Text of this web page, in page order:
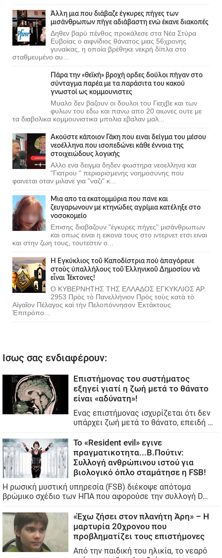
Άλλη μια που διάβαζε έγκυρες πήγες των
μισάνθρωπων πήγε αδιάβαστη ενώ έκανε διακοπές
Δηθεν βαρύ πένθος προκάλεσε στα Νέα Στύρα
Ευβοίας ο αιφνίδιος θάνατος μιας 56χρονης
γυναίκας, η οποία βρέθηκε νεκρή δίπλα στο
σταθμευμένο αυ...
Πάρα την «θεϊκή» βροχή ορδες δούλοι πήγαν στο
σύνταγμα παρέα με τα παράσιτα του κακού
γνωστοί ως κομμουνιστες
Μυαλο δεν βαζουν οι δουλοι του Γιαχβε και των
φυλων του εδω και πανω απο 20 αιωνες ουτε με
τα διαβολικα κομμουνιστικα μπολια εβαλαν μαλ...
Ακούστε κάποιον Γάκη που ειναι δείγμα του μέσου
νεοέλληνα που ισοπεδώνει κάθε έννοια της
στοιχειώδους λογικής
Αλλο ενα δειγμα δηδεν φωστηρα νεοελληνα και
"Γιατρου " περιορισμενης νοημοσυνης που
φαινεται οταν μιλανε για "ναζι" κ...
Μια απο τα εκατομμύρια που πανε και
ζευγαρωνουν με κτηνώδες αγρίμια κατέληξε στο
νοσοκομείο
Επισης διαβαζουν "έγκυρες πήγες" μισάνθρωπων
και οπως ειναι η εικονα τους στο ιντερνετ ετσι ειναι
και στην ζωη τους, τουτεστιν ο...
Ἡ Ἐγκύκλιος τοῦ Καποδίστρια ποὺ ἀπαγόρευε
στοὺς ὑπαλλήλους τοῦ Ἑλληνικοῦ Δημοσίου νὰ
εἶναι Τέκτονες!
Ο ΚΥΒΕΡΝΗΤΗΣ ΤΗΣ ΕΛΛΑΔΟΣ ΕΓΚΥΚΛΙΟΣ ΑΡ.
2953 Πρὸς τὸ Πανελλήνιον Πρὸς τοὺς κατὰ τὸ
Αἰγαῖον Πέλαγος καὶ τὴν Πελοπόννησον Ἐκτάκτους
Ἐπιτρόπο...